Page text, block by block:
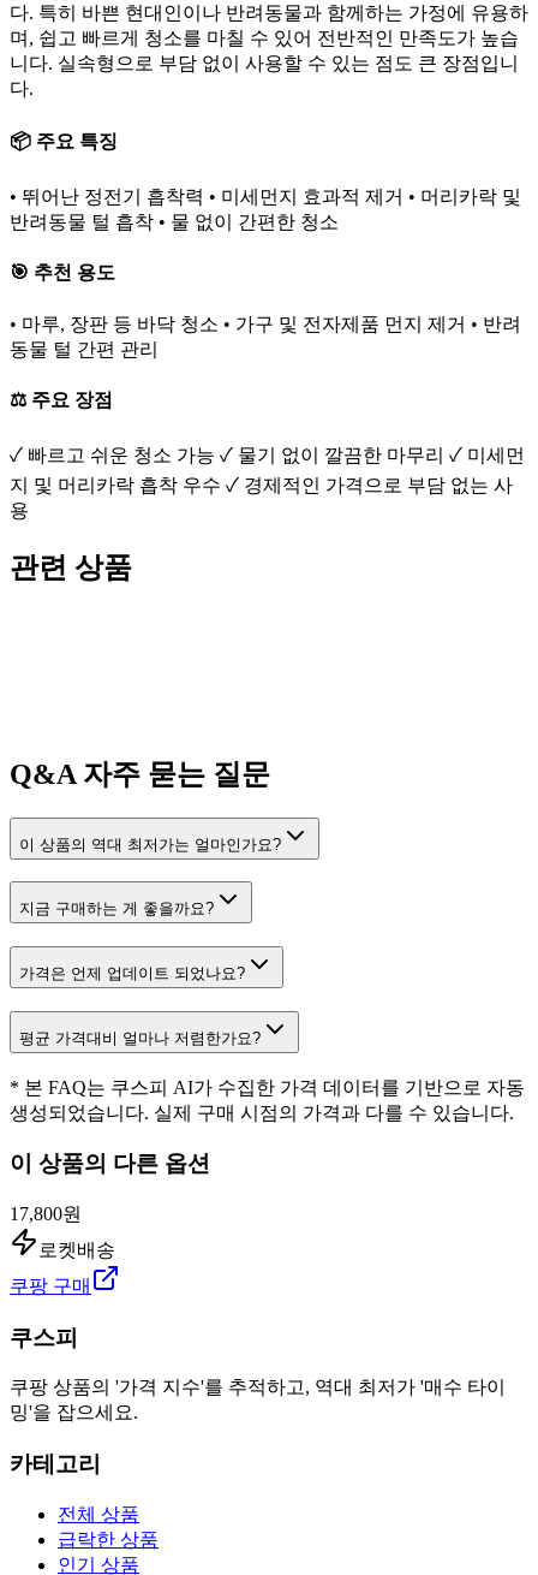
다. 특히 바쁜 현대인이나 반려동물과 함께하는 가정에 유용하
며, 쉽고 빠르게 청소를 마칠 수 있어 전반적인 만족도가 높습
니다. 실속형으로 부담 없이 사용할 수 있는 점도 큰 장점입니
다.
📦 주요 특징
• 뛰어난 정전기 흡착력 • 미세먼지 효과적 제거 • 머리카락 및
반려동물 털 흡착 • 물 없이 간편한 청소
🎯 추천 용도
• 마루, 장판 등 바닥 청소 • 가구 및 전자제품 먼지 제거 • 반려
동물 털 간편 관리
⚖️ 주요 장점
✓ 빠르고 쉬운 청소 가능 ✓ 물기 없이 깔끔한 마무리 ✓ 미세먼
지 및 머리카락 흡착 우수 ✓ 경제적인 가격으로 부담 없는 사
용
관련 상품
Q&A 자주 묻는 질문
이 상품의 역대 최저가는 얼마인가요?
지금 구매하는 게 좋을까요?
가격은 언제 업데이트 되었나요?
평균 가격대비 얼마나 저렴한가요?
* 본 FAQ는 쿠스피 AI가 수집한 가격 데이터를 기반으로 자동
생성되었습니다. 실제 구매 시점의 가격과 다를 수 있습니다.
이 상품의 다른 옵션
17,800원
로켓배송
쿠팡 구매
쿠스피
쿠팡 상품의 '가격 지수'를 추적하고, 역대 최저가 '매수 타이
밍'을 잡으세요.
카테고리
전체 상품
급락한 상품
인기 상품